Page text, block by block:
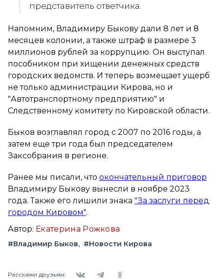
представитель ответчика.
Напомним, Владимиру Быкову дали 8 лет и 8
месяцев колонии, а также штраф в размере 3
миллионов рублей за коррупцию. Он выступал
пособником при хищении денежных средств
городских ведомств. И теперь возмещает ущерб
не только администрации Кирова, но и
"Автотранспортному предприятию" и
Следственному комитету по Кировской области.
Быков возглавлял город с 2007 по 2016 годы, а
затем еще три года был председателем
Заксобрания в регионе.
Ранее мы писали, что окончательный приговор
Владимиру Быкову вынесли в ноябре 2023
года. Также его лишили знака "За заслуги перед
городом Кировом".
Автор: Екатерина Рожкова
#Владимир Быков #Новости Кирова
Расскажи друзьям: